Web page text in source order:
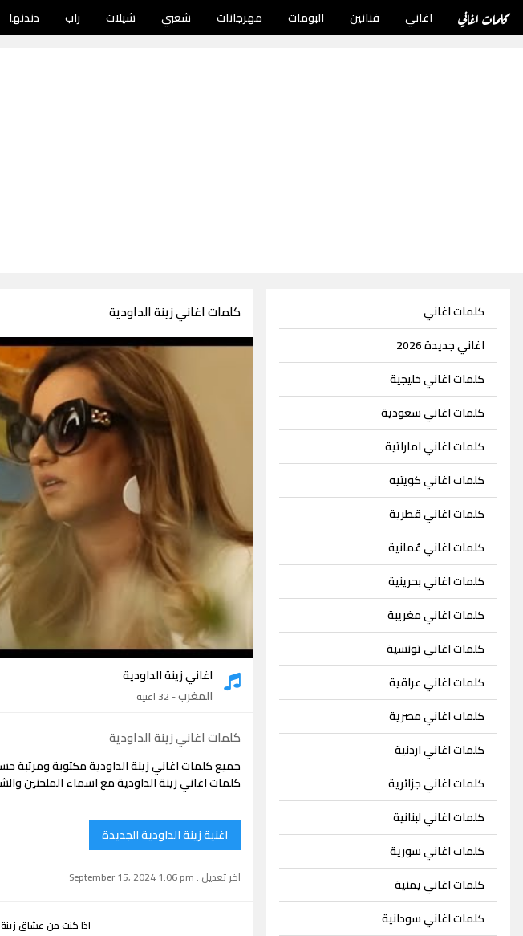
كلمات اغاني اغاني فنانين البومات مهرجانات شعبي شيلات راب دندنها
كلمات اغاني
اغاني جديدة 2026
كلمات اغاني خليجية
كلمات اغاني سعودية
كلمات اغاني اماراتية
كلمات اغاني كويتيه
كلمات اغاني قطرية
كلمات اغاني عُمانية
كلمات اغاني بحرينية
كلمات اغاني مغريبة
كلمات اغاني تونسية
كلمات اغاني عراقية
كلمات اغاني مصرية
كلمات اغاني اردنية
كلمات اغاني جزائرية
كلمات اغاني لبنانية
كلمات اغاني سورية
كلمات اغاني يمنية
كلمات اغاني سودانية
كلمات اغاني زينة الداودية
كلمات
اغاني زينة الداودية
المغرب- 32 اغنية
كلمات اغاني زينة الداودية
جميع كلمات اغاني زينة الداودية مكتوبة ومرتبة
كلمات اغاني زينة الداودية مع اسماء الملحنين
اغنية زينة الداودية الجديدة
اخر تعديل : September 15, 2024 1:06 pm
اذا كنت من عشاق